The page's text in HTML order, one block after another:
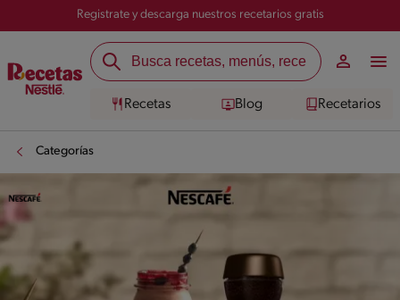
Registrate y descarga nuestros recetarios gratis
Recetas Blog Recetarios
Categorías